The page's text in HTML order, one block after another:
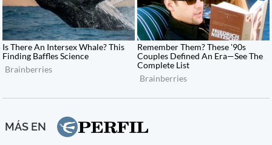
MÁS EN